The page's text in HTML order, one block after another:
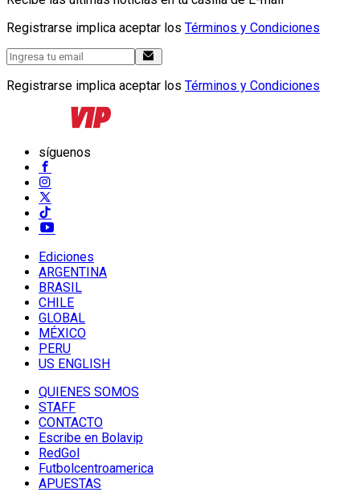
Registrarse implica aceptar los Términos y Condiciones
Registrarse implica aceptar los Términos y Condiciones
síguenos
Ediciones
ARGENTINA
BRASIL
CHILE
GLOBAL
MÉXICO
PERU
US ENGLISH
QUIENES SOMOS
STAFF
CONTACTO
Escribe en Bolavip
RedGol
Futbolcentroamerica
APUESTAS